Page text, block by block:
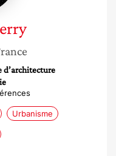
d’architecture
Urbanisme